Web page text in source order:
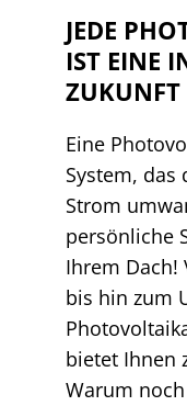
JEDE
IST EINE
ZUKUNFT
Eine
System, das
Strom
persönliche
Ihrem Dach!
bis hin zum
bietet Ihnen
Warum